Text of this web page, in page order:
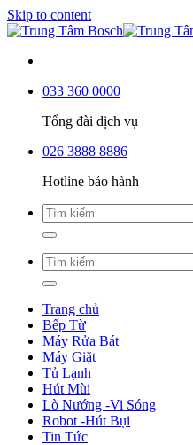
Skip to content
033 360 0000
Tổng đài dịch vụ
026 3888 8886
Hotline bảo hành
Trang chủ
Bếp Từ
Máy Rửa Bát
Máy Giặt
Tủ Lạnh
Hút Mùi
Lò Nướng -Vi Sóng
Robot -Hút Bụi
Tin Tức